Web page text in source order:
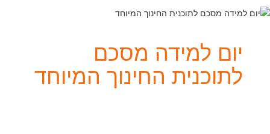
יום למידה מסכם
לתוכנית החינוך המיוחד